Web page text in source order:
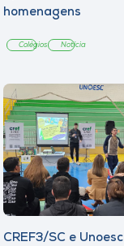
homenagens
Colégios Notícia
CREF3/SC e Unoesc